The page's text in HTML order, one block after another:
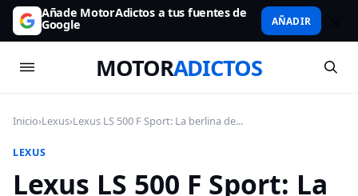
Añade MotorAdictos a tus fuentes de
Google AÑADIR
MOTORADICTOS
Inicio›Lexus›Lexus LS 500 F Sport: La berlina de...
LEXUS
Lexus LS 500 F Sport: La